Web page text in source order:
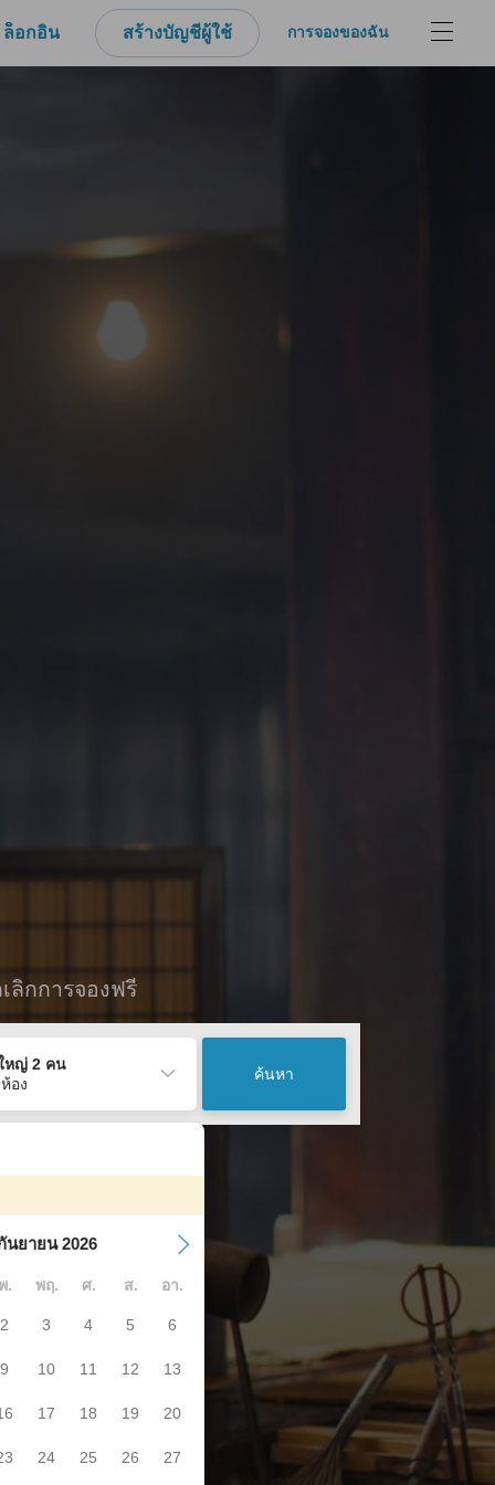
ล็อกอิน สร้างบัญชีผู้ใช้ การจองของฉัน
ลิกการจองฟรี
หญ่ 2 คน
อง
ค้นหา
นยายน 2026
. พฤ. ศ. ส. อา.
2 3 4 5 6
9 10 11 12 13
17 18 19 20
24 25 26 27